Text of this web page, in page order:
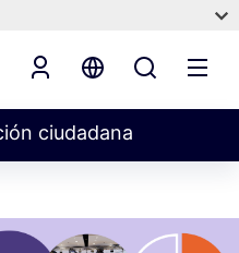
ciudadana